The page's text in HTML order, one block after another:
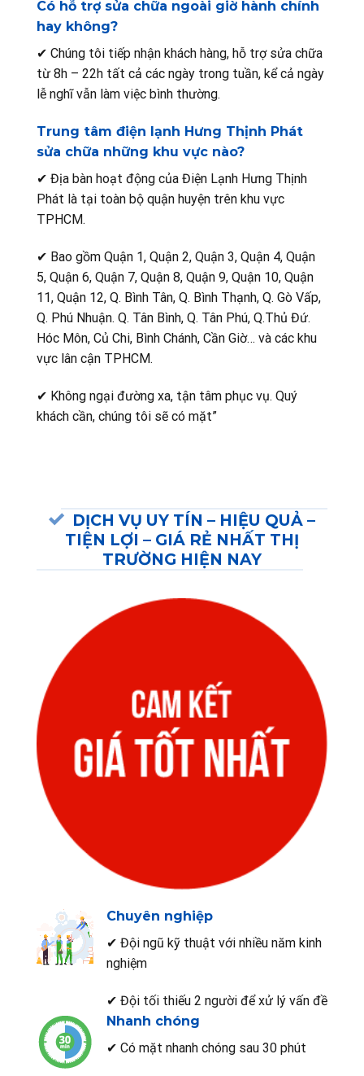
Có hỗ trợ sửa chữa ngoài giờ hành chính
hay không?
✔ Chúng tôi tiếp nhận khách hàng, hỗ trợ sửa chữa
từ 8h – 22h tất cả các ngày trong tuần, kể cả ngày
lễ nghĩ vẫn làm việc bình thường.
Trung tâm điện lạnh Hưng Thịnh Phát
sửa chữa những khu vực nào?
✔ Địa bàn hoạt động của Điện Lạnh Hưng Thịnh
Phát là tại toàn bộ quận huyện trên khu vực
TPHCM.
✔ Bao gồm Quận 1, Quận 2, Quận 3, Quận 4, Quận
5, Quận 6, Quận 7, Quận 8, Quận 9, Quận 10, Quận
11, Quận 12, Q. Bình Tân, Q. Bình Thạnh, Q. Gò Vấp,
Q. Phú Nhuận. Q. Tân Bình, Q. Tân Phú, Q.Thủ Đứ.
Hóc Môn, Củ Chi, Bình Chánh, Cần Giờ… và các khu
vực lân cận TPHCM.
✔ Không ngại đường xa, tận tâm phục vụ. Quý
khách cần, chúng tôi sẽ có mặt”
DỊCH VỤ UY TÍN – HIỆU QUẢ –
TIỆN LỢI – GIÁ RẺ NHẤT THỊ
TRƯỜNG HIỆN NAY
Chuyên nghiệp
✔ Đội ngũ kỹ thuật với nhiều năm kinh
nghiệm
✔ Đội tối thiếu 2 người để xử lý vấn đề
Nhanh chóng
✔ Có mặt nhanh chóng sau 30 phút